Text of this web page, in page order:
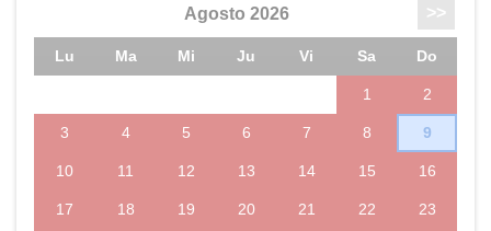
todos sus enseres. Y una cestita con productos
gastronómicos producidos y elaborados en Baztan
para degustar mermelada, miel, chocolate de Elizondo,
leche y yogures ecológicos y magdalenas. También
cápsulas de nespresso para tomarse el café de la
mañana. Y también té.
SOLO ADMITIMOS PERROS, GATOS NO.